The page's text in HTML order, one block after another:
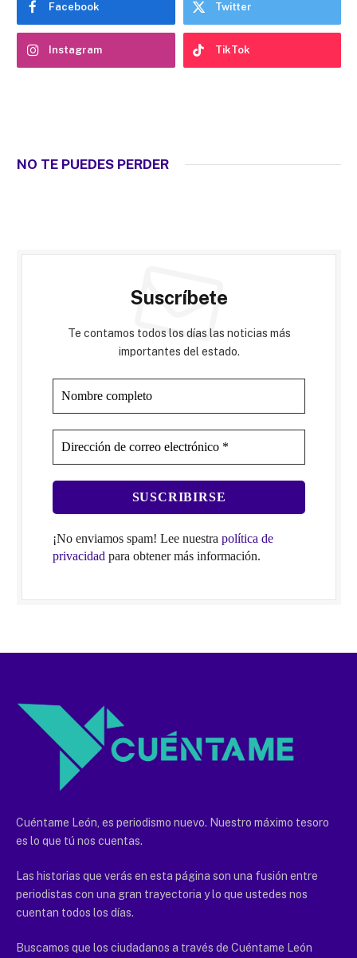
Facebook Twitter
Instagram TikTok
NO TE PUEDES PERDER
Suscríbete
Te contamos todos los días las noticias más
importantes del estado.
¡No enviamos spam! Lee nuestra política de
privacidadpara obtener más información.
Cuéntame León, es periodismo nuevo. Nuestro máximo tesoro
es lo que tú nos cuentas.
Las historias que verás en esta página son una fusión entre
periodistas con una gran trayectoria y lo que ustedes nos
cuentan todos los días.
Buscamos que los ciudadanos a través de Cuéntame León